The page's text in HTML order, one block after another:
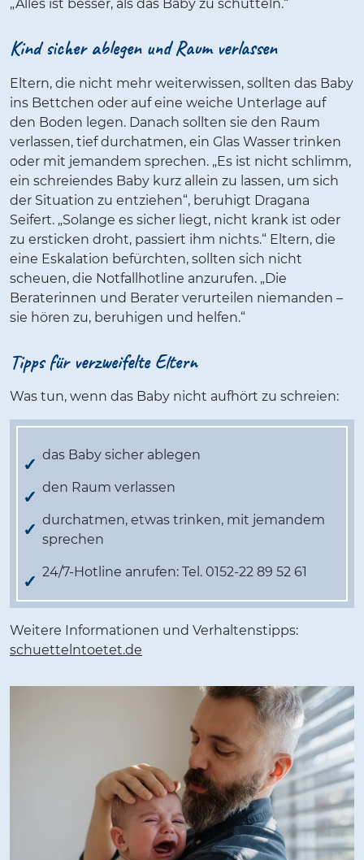
„Alles ist besser, als das Baby zu schütteln.“
Kind sicher ablegen und Raum verlassen
Eltern, die nicht mehr weiterwissen, sollten das Baby
ins Bettchen oder auf eine weiche Unterlage auf
den Boden legen. Danach sollten sie den Raum
verlassen, tief durchatmen, ein Glas Wasser trinken
oder mit jemandem sprechen. „Es ist nicht schlimm,
ein schreiendes Baby kurz allein zu lassen, um sich
der Situation zu entziehen“, beruhigt Dragana
Seifert. „Solange es sicher liegt, nicht krank ist oder
zu ersticken droht, passiert ihm nichts.“ Eltern, die
eine Eskalation befürchten, sollten sich nicht
scheuen, die Notfallhotline anzurufen. „Die
Beraterinnen und Berater verurteilen niemanden –
sie hören zu, beruhigen und helfen.“
Tipps für verzweifelte Eltern
Was tun, wenn das Baby nicht aufhört zu schreien:
das Baby sicher ablegen
den Raum verlassen
durchatmen, etwas trinken, mit jemandem
sprechen
24/7-Hotline anrufen: Tel. 0152-22 89 52 61
Weitere Informationen und Verhaltenstipps:
schuettelntoetet.de